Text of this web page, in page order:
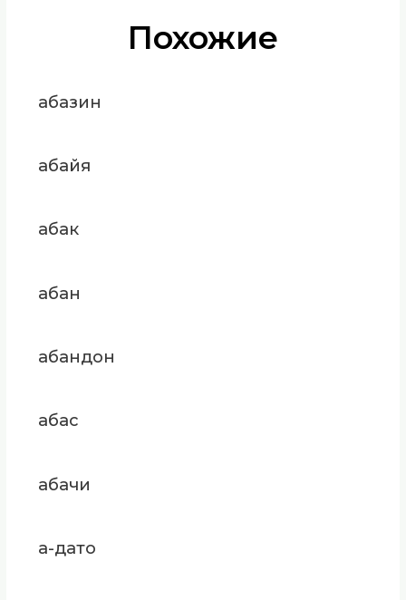
Похожие
абазин
абайя
абак
абан
абандон
абас
абачи
а-дато